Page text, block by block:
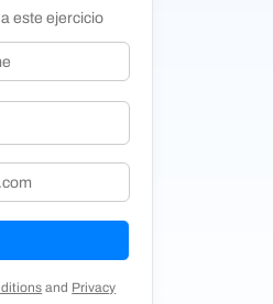
este ejercicio
and Privacy